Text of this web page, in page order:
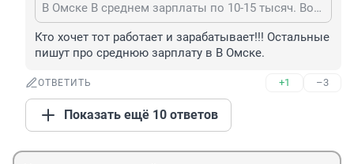
В Омске В среднем зарплаты по 10-15 тысяч. Вот кто богатый, тот пусть делится с социальным классом, а не многомиллиардные квартиры скупает
Кто хочет тот работает и зарабатывает!!! Остальные
пишут про среднюю зарплату в В Омске.
ОТВЕТИТЬ +1 –3
Показать ещё 10 ответов